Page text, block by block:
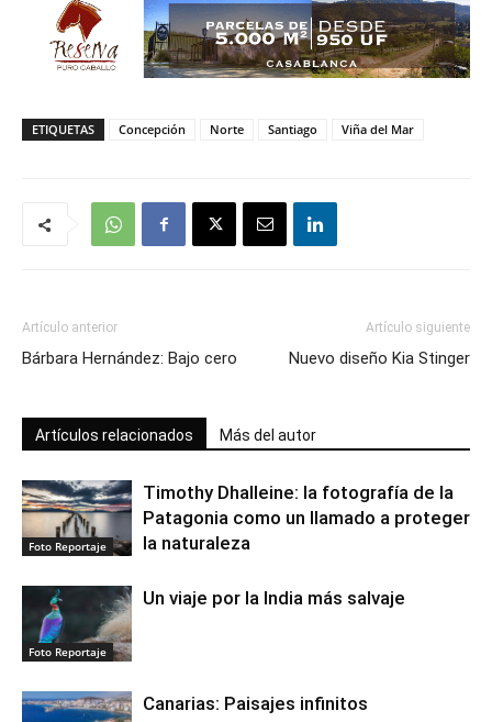
ETIQUETAS Concepción Norte Santiago Viña del Mar
Artículo anterior
Bárbara Hernández: Bajo cero
Artículo siguiente
Nuevo diseño Kia Stinger
Artículos relacionados Más del autor
Foto Reportaje
Timothy Dhalleine: la fotografía de la
Patagonia como un llamado a proteger
la naturaleza
Foto Reportaje
Un viaje por la India más salvaje
Canarias: Paisajes infinitos